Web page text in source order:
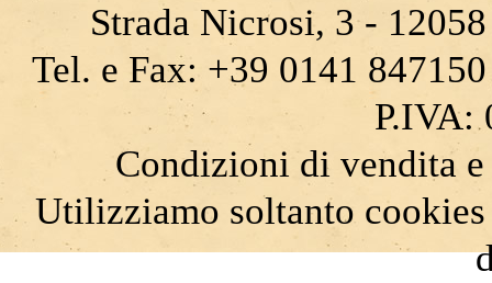
Strada Nicrosi, 3 -
Tel. e Fax: +39 0141
P.IVA:
Condizioni di vendita
Utilizziamo soltanto